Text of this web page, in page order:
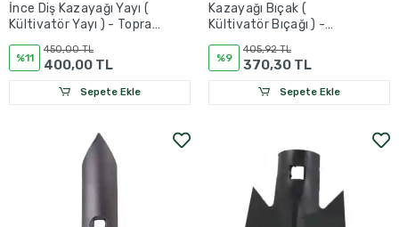
İnce Diş Kazayağı Yayı (
Kültivatör Yayı ) - Toprak
%11
450,00 TL
400,00 TL
Sepete Ekle
Kazayağı Bıçak (
Kültivatör Bıçağı ) -
%9
405,92 TL
370,30 TL
Sepete Ekle